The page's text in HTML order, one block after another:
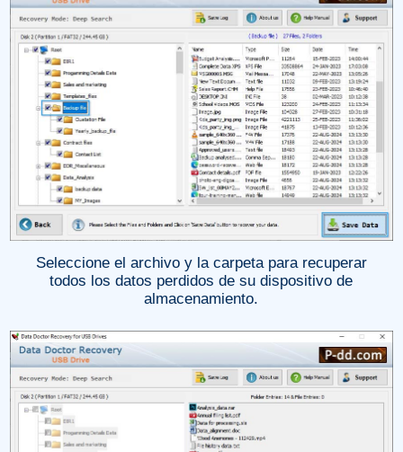
Seleccione el archivo y la carpeta para recuperar
todos los datos perdidos de su dispositivo de
almacenamiento.